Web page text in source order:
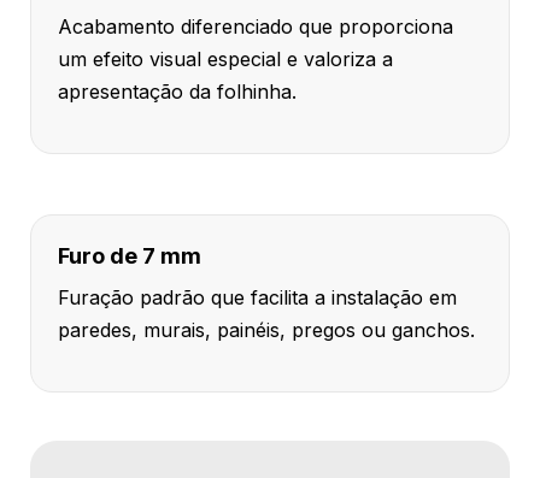
Acabamento diferenciado que proporciona
um efeito visual especial e valoriza a
apresentação da folhinha.
Furo de 7 mm
Furação padrão que facilita a instalação em
paredes, murais, painéis, pregos ou ganchos.